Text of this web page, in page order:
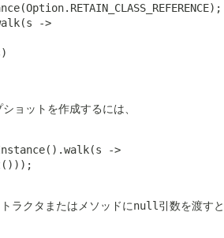
->
ョットを作成するには、
->
ラクタまたはメソッドにnull 引数を渡すと